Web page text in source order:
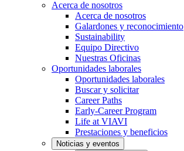
Acerca de nosotros
Acerca de nosotros
Galardones y reconocimiento
Sustainability
Equipo Directivo
Nuestras Oficinas
Oportunidades laborales
Oportunidades laborales
Buscar y solicitar
Career Paths
Early-Career Program
Life at VIAVI
Prestaciones y beneficios
Noticias y eventos